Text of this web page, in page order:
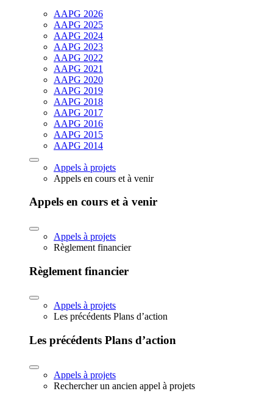
AAPG 2026
AAPG 2025
AAPG 2024
AAPG 2023
AAPG 2022
AAPG 2021
AAPG 2020
AAPG 2019
AAPG 2018
AAPG 2017
AAPG 2016
AAPG 2015
AAPG 2014
Appels à projets
Appels en cours et à venir
Appels en cours et à venir
Appels à projets
Règlement financier
Règlement financier
Appels à projets
Les précédents Plans d’action
Les précédents Plans d’action
Appels à projets
Rechercher un ancien appel à projets